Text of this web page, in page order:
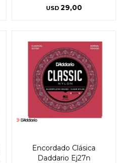
USD 29,00
Encordado Clásica
Daddario Ej27n